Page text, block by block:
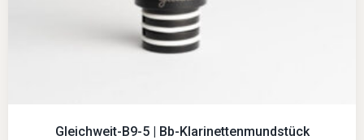
Gleichweit-B9-5 | Bb-Klarinettenmundstück